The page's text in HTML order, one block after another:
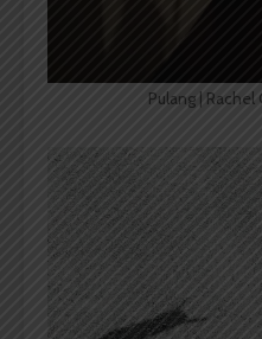
Pulang |